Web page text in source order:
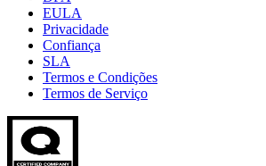
EULA
Privacidade
Confiança
SLA
Termos e Condições
Termos de Serviço